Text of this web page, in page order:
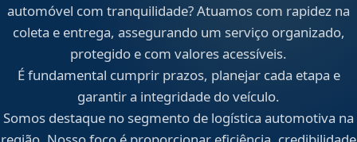
automóvel com tranquilidade? Atuamos com rapidez na
coleta e entrega, assegurando um serviço organizado,
protegido e com valores acessíveis.
É fundamental cumprir prazos, planejar cada etapa e
garantir a integridade do veículo.
Somos destaque no segmento de logística automotiva na